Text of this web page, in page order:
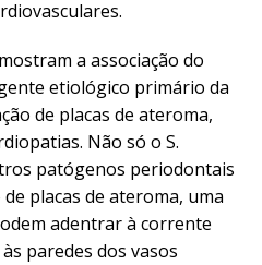
a associação do
etiológico primário da
de placas de ateroma,
Não só o S.
patógenos periodontais
placas de ateroma, uma
adentrar à corrente
paredes dos vasos